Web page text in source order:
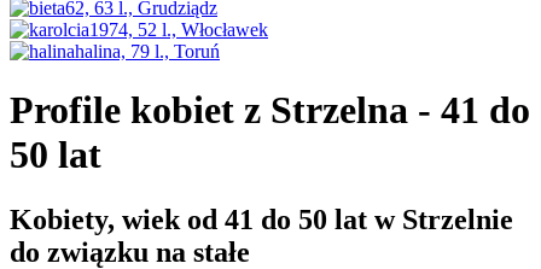
Profile kobiet z Strzelna - 41 do
50 lat
Kobiety, wiek od 41 do 50 lat w Strzelnie
do związku na stałe